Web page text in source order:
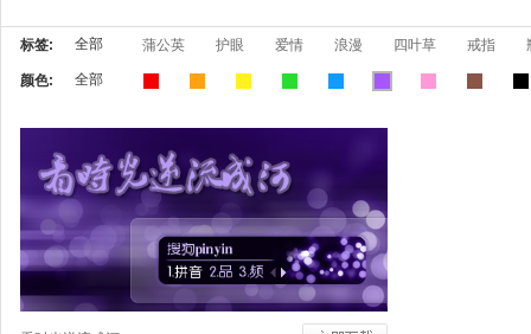
标签: 全部 蒲公英 护眼 爱情 浪漫 四叶草 戒指
颜色: 全部